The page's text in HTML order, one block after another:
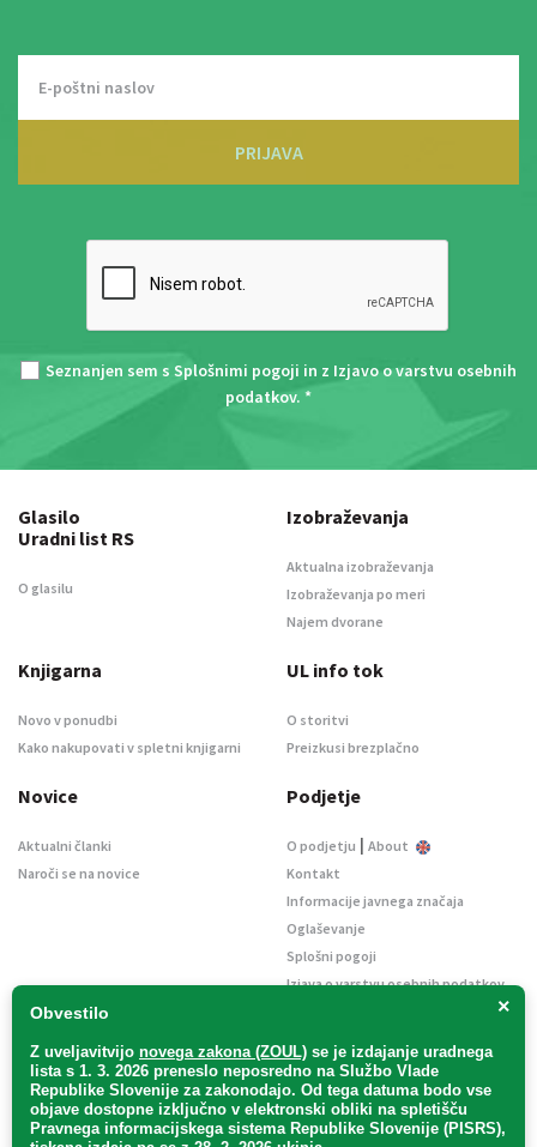
PRIJAVA
Seznanjen sem s Splošnimi pogoji in z Izjavo o varstvu osebnih
podatkov. *
×
Obvestilo
Z uveljavitvijo novega zakona (ZOUL) se je izdajanje uradnega
lista s 1. 3. 2026 preneslo neposredno na Službo Vlade
Republike Slovenije za zakonodajo. Od tega datuma bodo vse
objave dostopne izključno v elektronski obliki na spletišču
Pravnega informacijskega sistema Republike Slovenije (PISRS),
Glasilo
Uradni list RS
O glasilu
Izobraževanja
Aktualna izobraževanja
Izobraževanja po meri
Najem dvorane
Knjigarna
Novo v ponudbi
Kako nakupovati v spletni knjigarni
UL info tok
O storitvi
Preizkusi brezplačno
Novice
Aktualni članki
Naroči se na novice
Podjetje
O podjetju | About
Kontakt
Informacije javnega značaja
Oglaševanje
Splošni pogoji
Izjava o varstvu osebnih podatkov
Uradni list d. o. o. – v likvidaciji / Vse pravice pridržane.